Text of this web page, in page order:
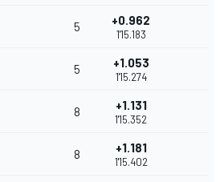
5 +0.962
1'15.183
5 +1.053
1'15.274
8 +1.131
1'15.352
8 +1.181
1'15.402